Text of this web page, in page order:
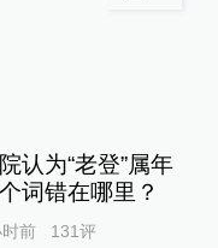
认为“老登”属年
词错在哪里？
前 131评